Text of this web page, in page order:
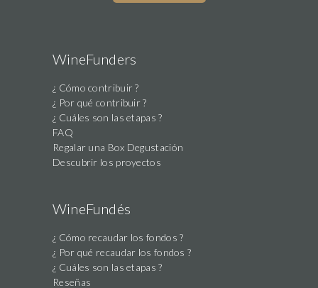
WineFunders
¿ Cómo contribuir ?
¿ Por qué contribuir ?
¿ Cuáles son las etapas ?
FAQ
Regalar una Box Degustación
Descubrir los proyectos
WineFundés
¿ Cómo recaudar los fondos ?
¿ Por qué recaudar los fondos ?
¿ Cuáles son las etapas ?
Reseñas